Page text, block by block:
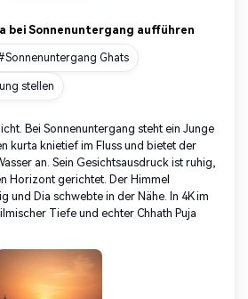
bei Sonnenuntergang aufführen
Ghats
stellen
Bei Sonnenuntergang steht ein Junge
kurta knietief im Fluss und bietet der
an. Sein Gesichtsausdruck ist ruhig,
Horizont gerichtet. Der Himmel
und Dia schwebte in der Nähe. In 4K im
Tiefe und echter Chhath Puja